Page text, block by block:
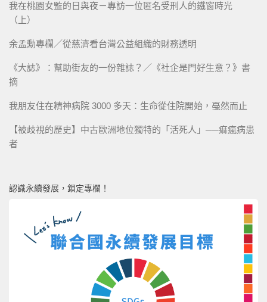
我在桃園女監的日與夜－專訪一位匿名受刑人的鐵窗時光
（上）
余孟勳專欄／從慈濟看台灣公益組織的財務透明
《大誌》：幫助街友的一份雜誌？／《社企是門好生意？》書
摘
我朋友住在精神病院 3000 多天：生命從住院開始，戞然而止
【被歧視的歷史】中古歐洲地位獨特的「活死人」──痲瘋病患
者
認識永續發展，鎖定專欄！